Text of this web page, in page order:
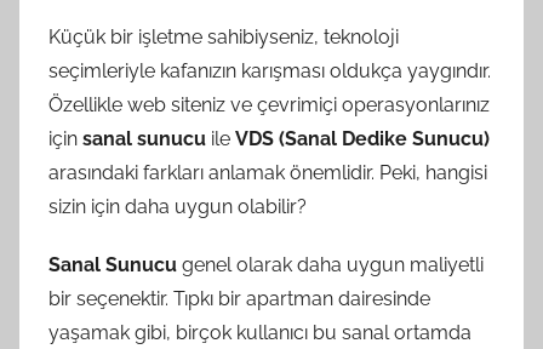
Küçük bir işletme sahibiyseniz, teknoloji
seçimleriyle kafanızın karışması oldukça yaygındır.
Özellikle web siteniz ve çevrimiçi operasyonlarınız
için sanal sunucu ile VDS (Sanal Dedike Sunucu)
arasındaki farkları anlamak önemlidir. Peki, hangisi
sizin için daha uygun olabilir?
Sanal Sunucu genel olarak daha uygun maliyetli
bir seçenektir. Tıpkı bir apartman dairesinde
yaşamak gibi, birçok kullanıcı bu sanal ortamda